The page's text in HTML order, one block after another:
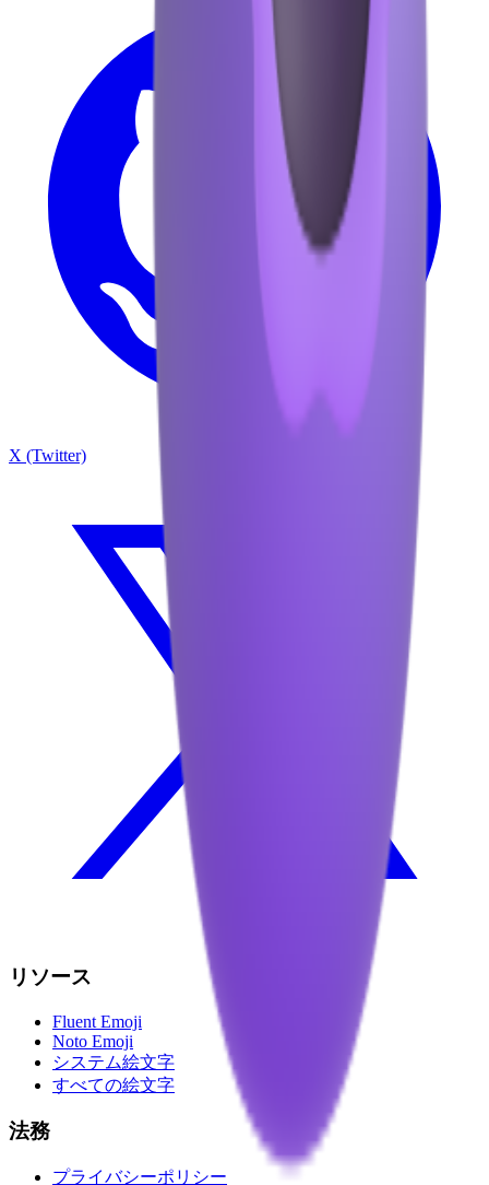
X (Twitter)
リソース
Fluent Emoji
Noto Emoji
システム絵文字
すべての絵文字
法務
プライバシーポリシー